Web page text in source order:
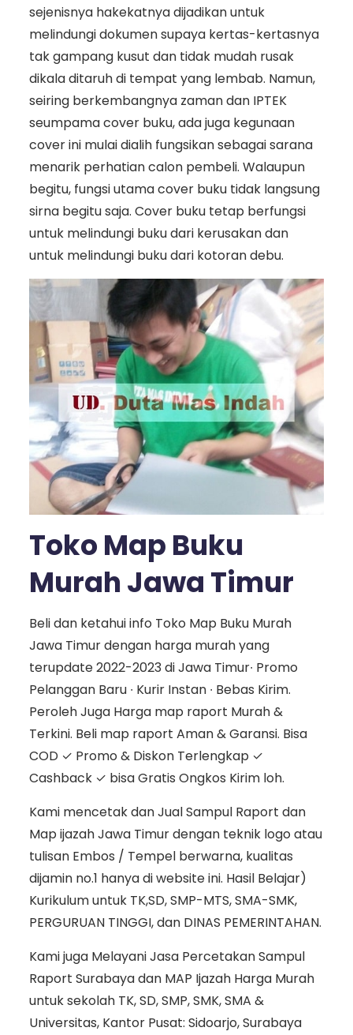
sejenisnya hakekatnya dijadikan untuk
melindungi dokumen supaya kertas-kertasnya
tak gampang kusut dan tidak mudah rusak
dikala ditaruh di tempat yang lembab. Namun,
seiring berkembangnya zaman dan IPTEK
seumpama cover buku, ada juga kegunaan
cover ini mulai dialih fungsikan sebagai sarana
menarik perhatian calon pembeli. Walaupun
begitu, fungsi utama cover buku tidak langsung
sirna begitu saja. Cover buku tetap berfungsi
untuk melindungi buku dari kerusakan dan
untuk melindungi buku dari kotoran debu.
Toko Map Buku
Murah Jawa Timur
Beli dan ketahui info Toko Map Buku Murah
Jawa Timur dengan harga murah yang
terupdate 2022-2023 di Jawa Timur∙ Promo
Pelanggan Baru ∙ Kurir Instan ∙ Bebas Kirim.
Peroleh Juga Harga map raport Murah &
Terkini. Beli map raport Aman & Garansi. Bisa
COD ✓ Promo & Diskon Terlengkap ✓
Cashback ✓ bisa Gratis Ongkos Kirim loh.
Kami mencetak dan Jual Sampul Raport dan
Map ijazah Jawa Timur dengan teknik logo atau
tulisan Embos / Tempel berwarna, kualitas
dijamin no.1 hanya di website ini. Hasil Belajar)
Kurikulum untuk TK,SD, SMP-MTS, SMA-SMK,
PERGURUAN TINGGI, dan DINAS PEMERINTAHAN.
Kami juga Melayani Jasa Percetakan Sampul
Raport Surabaya dan MAP Ijazah Harga Murah
untuk sekolah TK, SD, SMP, SMK, SMA &
Universitas, Kantor Pusat: Sidoarjo, Surabaya